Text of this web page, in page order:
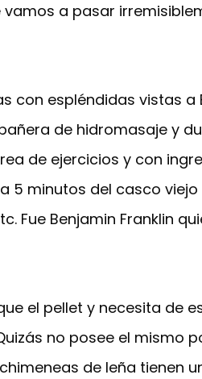
a pasar
con espléndidas vistas
de hidromasaje y
de ejercicios y con
5 minutos del casco
Fue Benjamin Franklin
el pellet y necesita de
no posee el mismo
de leña tienen